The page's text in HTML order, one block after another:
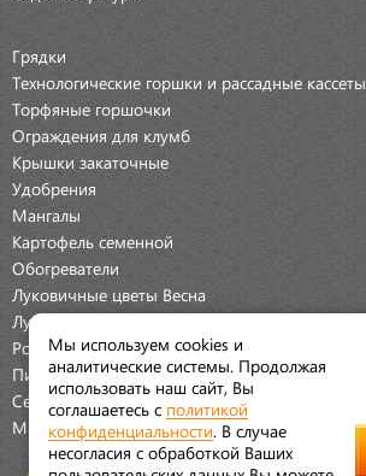
Грядки
Технологические горшки и рассадные кассеты
Торфяные горшочки
Ограждения для клумб
Крышки закаточные
Удобрения
Мангалы
Картофель семенной
Обогреватели
Луковичные цветы Весна
Луковичные цветы Осень
Розы
Пионы
Семена Овощей
Мраморная крошка
Мы используем cookies и
аналитические системы. Продолжая
использовать наш сайт, Вы
соглашаетесь с политикой
конфиденциальности . В случае
несогласия с обработкой Ваших
пользовательских данных Вы можете